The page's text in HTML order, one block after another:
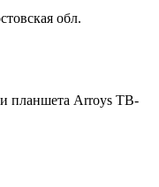
обл.
и планшета Arroys TB-